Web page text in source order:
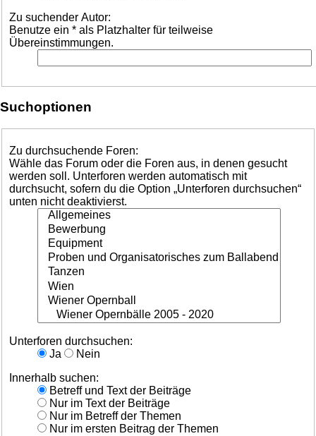
Zu suchender Autor:
Benutze ein * als Platzhalter für teilweise
Übereinstimmungen.
Suchoptionen
Zu durchsuchende Foren:
Wähle das Forum oder die Foren aus, in denen gesucht
werden soll. Unterforen werden automatisch mit
durchsucht, sofern du die Option „Unterforen durchsuchen“
unten nicht deaktivierst.
Unterforen durchsuchen:
Ja
Nein
Innerhalb suchen:
Betreff und Text der Beiträge
Nur im Text der Beiträge
Nur im Betreff der Themen
Nur im ersten Beitrag der Themen